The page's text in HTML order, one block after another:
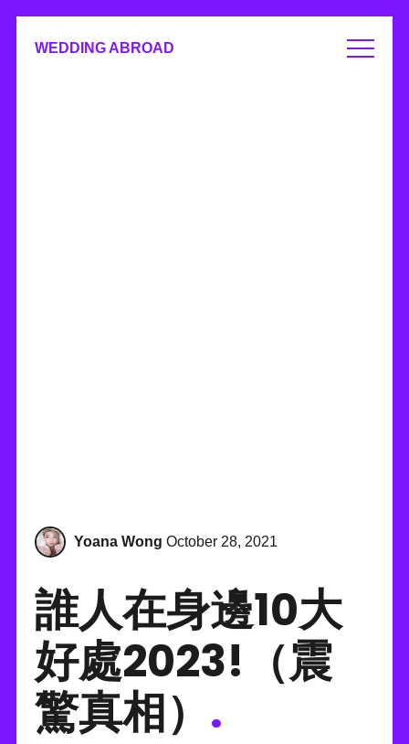
WEDDING ABROAD
Yoana Wong October 28, 2021
誰人在身邊10大
好處2023!（震
驚真相） .